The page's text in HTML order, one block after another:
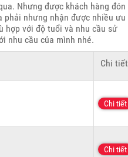
Nhưng được khách hàng đón
nhưng nhận được nhiều ưu
hợp với độ tuổi và nhu cầu sử
nhu cầu của mình nhé.
Chi
Chi tiết
Chi tiết